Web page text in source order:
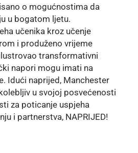
o mogućnostima da
u bogatom ljetu.
učenika kroz učenje
i produženo vrijeme
transformativni
napori mogu imati na
Idući naprijed, Manchester
u svojoj posvećenosti
za poticanje uspjeha
i partnerstva, NAPRIJED!